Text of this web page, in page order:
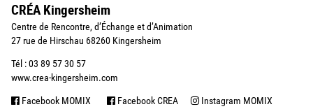
CRÉA Kingersheim
Centre de Rencontre, d’Échange et d’Animation
27 rue de Hirschau 68260 Kingersheim
Tél : 03 89 57 30 57
www.crea-kingersheim.com
Facebook MOMIX Facebook CREA Instagram MOMIX